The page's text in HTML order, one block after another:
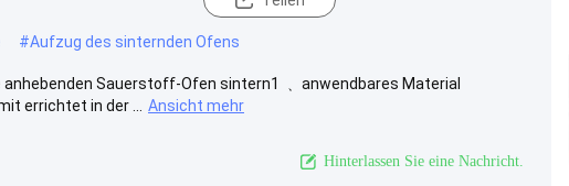
#Aufzug des sinternden Ofens
Sauerstoff-Ofen sintern1 ﹑ anwendbares Material
errichtet in der ...
Ansicht mehr
Hinterlassen Sie eine Nachricht.